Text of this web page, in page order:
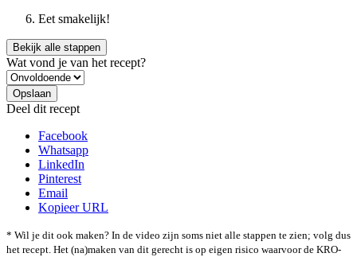
Eet smakelijk!
Bekijk alle stappen
Wat vond je van het recept?
Deel dit recept
Facebook
Whatsapp
LinkedIn
Pinterest
Email
Kopieer URL
* Wil je dit ook maken? In de video zijn soms niet alle stappen te zien; volg dus
het recept. Het (na)maken van dit gerecht is op eigen risico waarvoor de KRO-